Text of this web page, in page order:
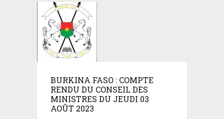
BURKINA FASO : COMPTE
RENDU DU CONSEIL DES
MINISTRES DU JEUDI 03
AOÛT 2023